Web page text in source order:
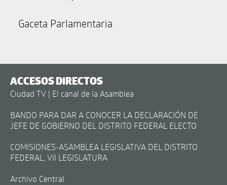
Gaceta Parlamentaria
ACCESOS DIRECTOS
Ciudad TV | El canal de la Asamblea
BANDO PARA DAR A CONOCER LA DECLARACIÓN DE
JEFE DE GOBIERNO DEL DISTRITO FEDERAL ELECTO
COMISIONES-ASAMBLEA LEGISLATIVA DEL DISTRITO
FEDERAL, VII LEGISLATURA
Archivo Central